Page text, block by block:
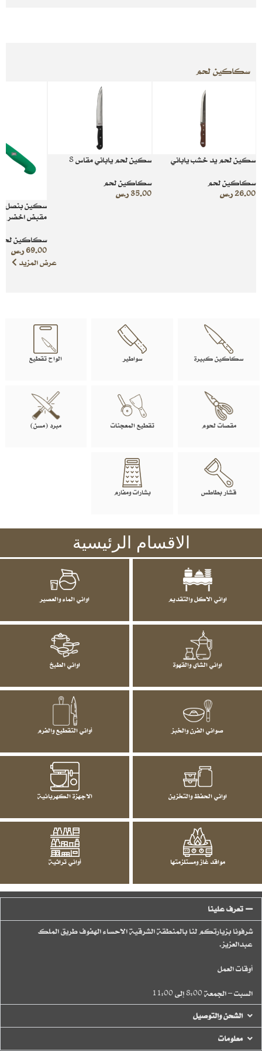
سكاكين لحم
سكين لحم يد خشب ياباني
سكاكين لحم
26.00ر.س
سكين لحم ياباني مقاس 8
سكاكين لحم
35.00 ر.س
سكين بنصل
مقبض اخضر
سكاكين
69.00ر.س
عرض المزيد
سكاكين كبيرة سواطير الواح تقطيع
مقصات لحوم تقطيع المعجنات مبرد (مسن)
قشار بطاطس بشارات ومفارم
الاقسام الرئيسية
اواني الاكل والتقديم اواني الماء والعصير
اواني الشاي والقهوة اواني الطبخ
صواني الفرن والخبز أواني التقطيع والفرم
اواني الحفظ والتخزين الاجهزة الكهربائية
مواقد غاز ومستلزمتها أواني تراثية
تعرف علينا
شرفونا بزيارتكم لنا بالمنطقة الشرقية الاحساء الهفوف طريق الملك
عبدالعزيز.
أوقات العمل
السبت – الجمعة 8:00 إلى 11:00
الشحن والتوصيل
معلومات